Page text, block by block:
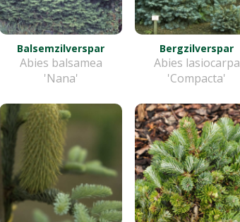
Balsemzilverspar
Abies balsamea
'Nana'
Bergzilverspar
Abies lasiocarpa
'Compacta'